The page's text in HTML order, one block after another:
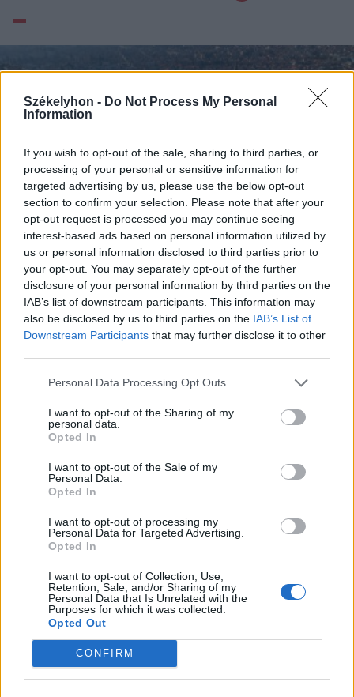
Székelyhon - Do Not Process My Personal
Information
If you wish to opt-out of the sale, sharing to third parties, or
processing of your personal or sensitive information for
targeted advertising by us, please use the below opt-out
section to confirm your selection. Please note that after your
opt-out request is processed you may continue seeing
interest-based ads based on personal information utilized by
us or personal information disclosed to third parties prior to
your opt-out. You may separately opt-out of the further
disclosure of your personal information by third parties on the
IAB’s list of downstream participants. This information may
also be disclosed by us to third parties on the IAB’s List of
Downstream Participants that may further disclose it to other
Personal Data Processing Opt Outs
I want to opt-out of the Sharing of my
personal data.
Opted In
I want to opt-out of the Sale of my
Personal Data.
Opted In
I want to opt-out of processing my
Personal Data for Targeted Advertising.
Opted In
I want to opt-out of Collection, Use,
Retention, Sale, and/or Sharing of my
Personal Data that Is Unrelated with the
Purposes for which it was collected.
Opted Out
CONFIRM
2025. április 02., szerda
Marosvásárhely 2025 – Együtt a
fejlődésért
2025. március 31., hétfő